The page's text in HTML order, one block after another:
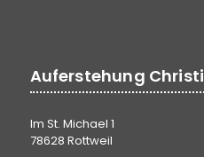
Auferstehung Christi
Im St. Michael 1
78628 Rottweil